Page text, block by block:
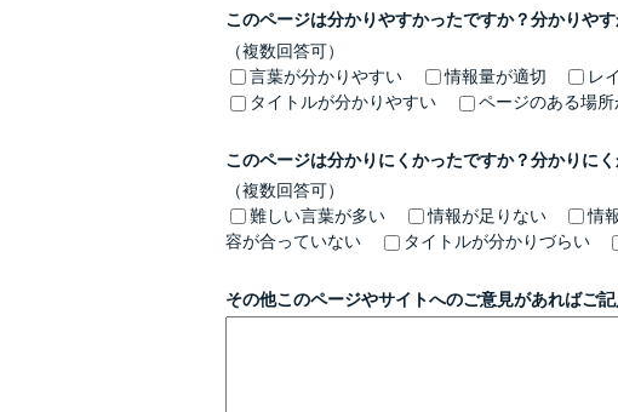
このページは分かりやすかったですか？分かりや
（複数回答可）
言葉が分かりやすい
情報量が適切 レ
タイトルが分かりやすい
ページのある場所
このページは分かりにくかったですか？分かりに
（複数回答可）
難しい言葉が多い
情報が足りない 情
容が合っていない
タイトルが分かりづらい
その他このページやサイトへのご意見があればご